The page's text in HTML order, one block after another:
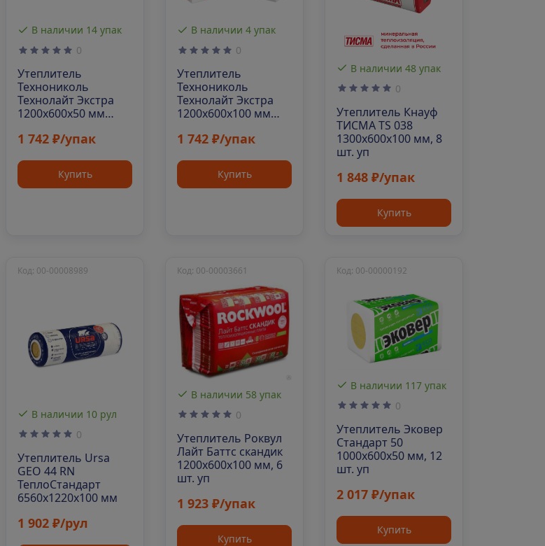
В наличии 14 упак
0
Утеплитель
Технониколь
Технолайт Экстра
1200х600х50 мм
1 742 ₽/упак
Купить
В наличии 4 упак
0
Утеплитель
Технониколь
Технолайт Экстра
1200х600х100 мм
1 742 ₽/упак
Купить
В наличии 48 упак
0
Утеплитель Кнауф
ТИСМА TS 038
1300х600х100 мм, 8
шт. уп
1 848 ₽/упак
Купить
В наличии 10 рул
Код: 00-00008989
0
Утеплитель Ursa
GEO 44 RN
ТеплоСтандарт
6560х1220х100 мм
1 902 ₽/рул
В наличии 58 упак
Код: 00-00003661
0
Утеплитель Роквул
Лайт Баттс скандик
1200х600х100 мм, 6
шт. уп
1 923 ₽/упак
Купить
В наличии 117 упак
Код: 00-00000192
0
Утеплитель Эковер
Стандарт 50
1000х600х50 мм, 12
шт. уп
2 017 ₽/упак
Купить